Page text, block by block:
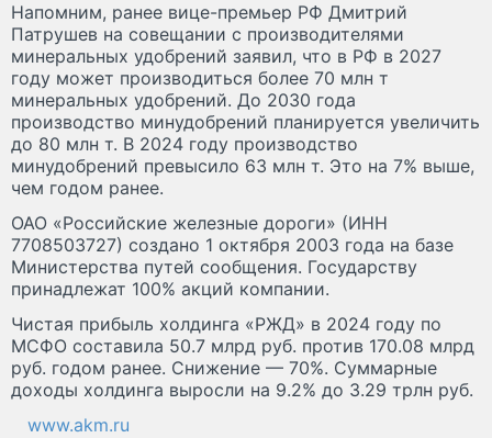
Напомним, ранее вице-премьер РФ Дмитрий
Патрушев на совещании с производителями
минеральных удобрений заявил, что в РФ в 2027
году может производиться более 70 млн т
минеральных удобрений. До 2030 года
производство минудобрений планируется увеличить
до 80 млн т. В 2024 году производство
минудобрений превысило 63 млн т. Это на 7% выше,
чем годом ранее.
ОАО «Российские железные дороги» (ИНН
7708503727) создано 1 октября 2003 года на базе
Министерства путей сообщения. Государству
принадлежат 100% акций компании.
Чистая прибыль холдинга «РЖД» в 2024 году по
МСФО составила 50.7 млрд руб. против 170.08 млрд
руб. годом ранее. Снижение — 70%. Суммарные
доходы холдинга выросли на 9.2% до 3.29 трлн руб.
www.akm.ru